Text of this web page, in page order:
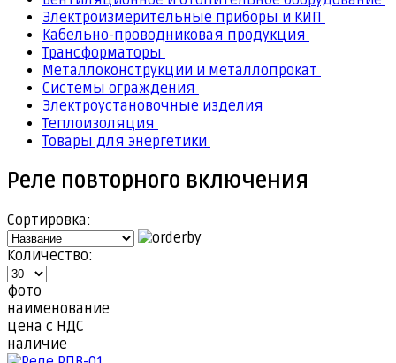
Электроизмерительные приборы и КИП
Кабельно-проводниковая продукция
Трансформаторы
Металлоконструкции и металлопрокат
Системы ограждения
Электроустановочные изделия
Теплоизоляция
Товары для энергетики
Реле повторного включения
Сортировка:
Количество:
фото
наименование
цена с НДС
наличие